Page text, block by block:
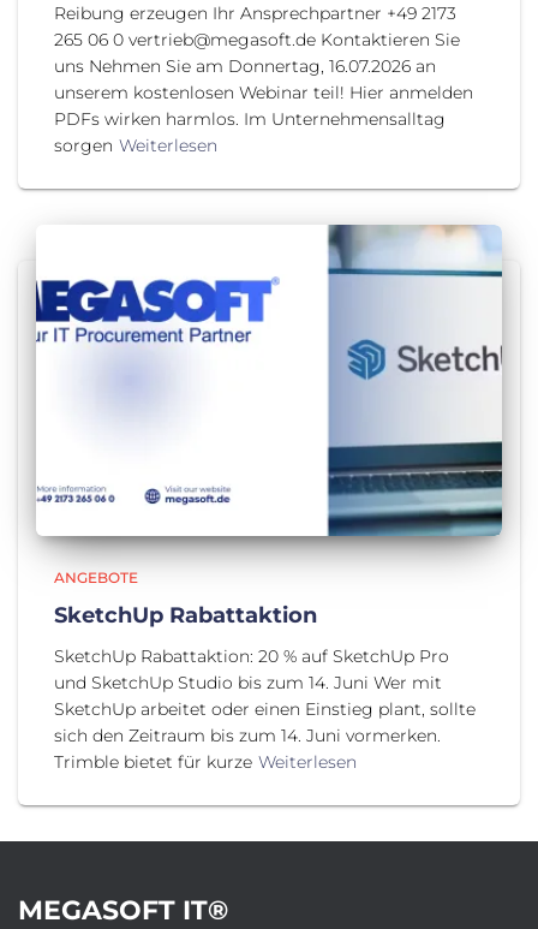
Reibung erzeugen Ihr Ansprechpartner +49 2173
265 06 0 vertrieb@megasoft.de Kontaktieren Sie
uns Nehmen Sie am Donnertag, 16.07.2026 an
unserem kostenlosen Webinar teil! Hier anmelden
PDFs wirken harmlos. Im Unternehmensalltag
sorgen Weiterlesen
ANGEBOTE
SketchUp Rabattaktion
SketchUp Rabattaktion: 20 % auf SketchUp Pro
und SketchUp Studio bis zum 14. Juni Wer mit
SketchUp arbeitet oder einen Einstieg plant, sollte
sich den Zeitraum bis zum 14. Juni vormerken.
Trimble bietet für kurze Weiterlesen
MEGASOFT IT®